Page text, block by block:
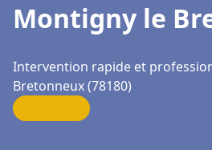
Montigny le
Intervention rapide et
Bretonneux (78180)